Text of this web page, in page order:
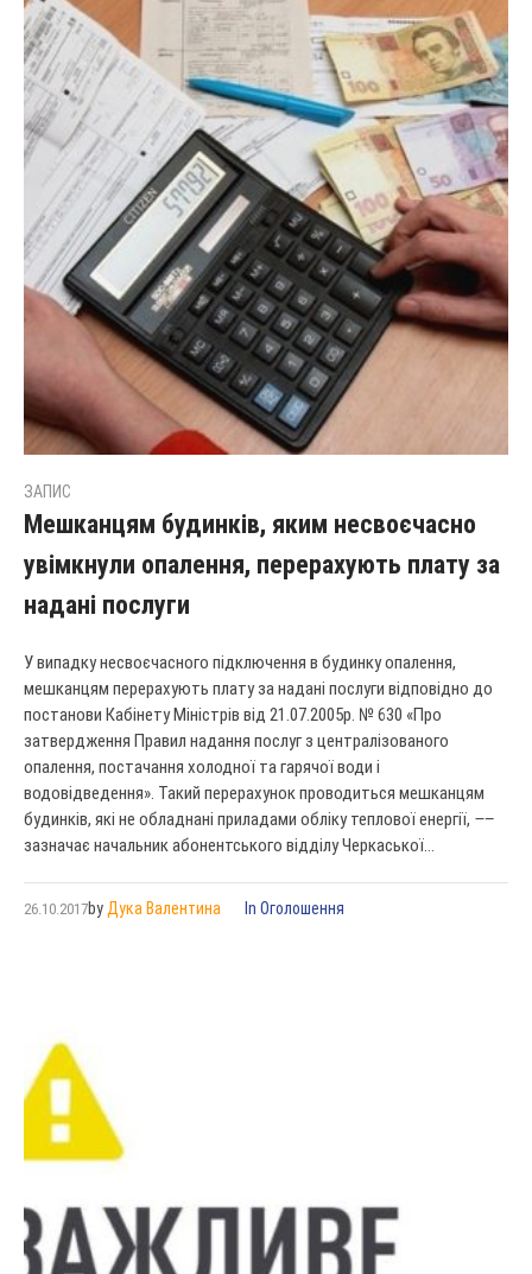
ЗАПИС
Мешканцям будинків, яким несвоєчасно
увімкнули опалення, перерахують плату за
надані послуги
У випадку несвоєчасного підключення в будинку опалення,
мешканцям перерахують плату за надані послуги відповідно до
постанови Кабінету Міністрів від 21.07.2005р. № 630 «Про
затвердження Правил надання послуг з централізованого
опалення, постачання холодної та гарячої води і
водовідведення». Такий перерахунок проводиться мешканцям
будинків, які не обладнані приладами обліку теплової енергії, ⸺
зазначає начальник абонентського відділу Черкаської...
26.10.2017by Дука Валентина In Оголошення